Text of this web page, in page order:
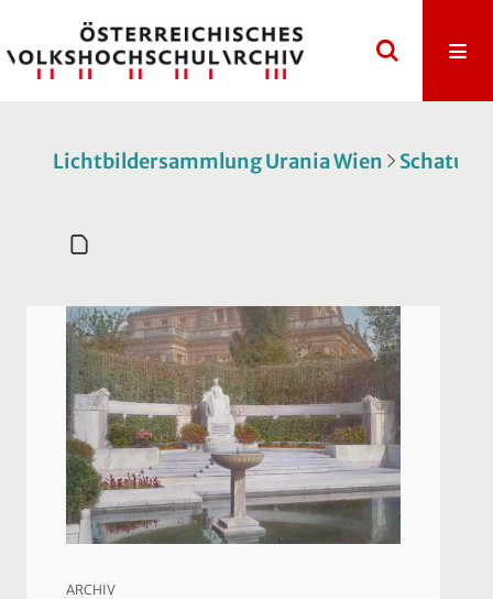
Lichtbildersammlung Urania Wien Schatulle
ARCHIV